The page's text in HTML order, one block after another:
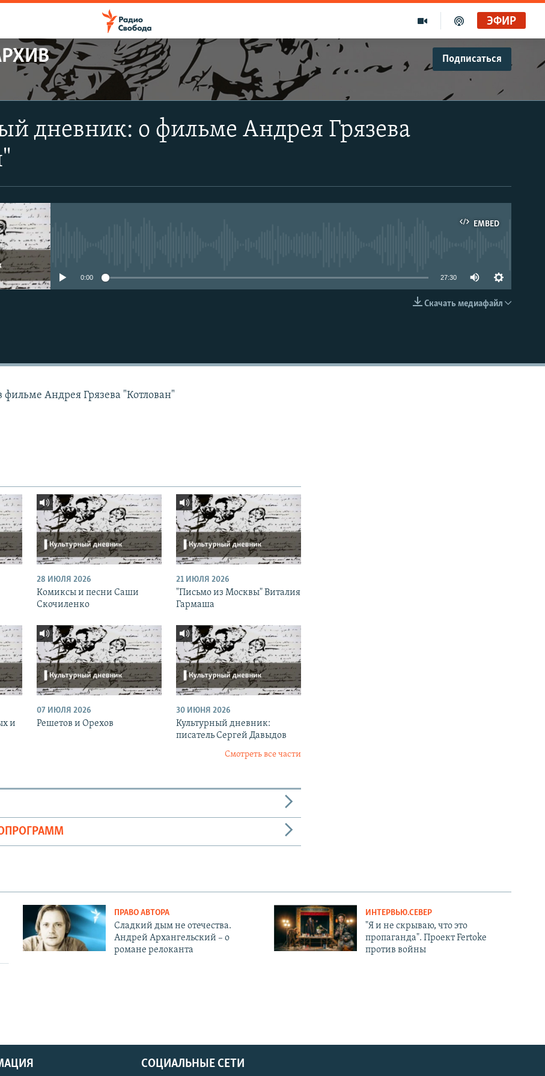
ЭФИР
Подписаться
Apple Podcasts
дневник: о фильме Андрея Грязева
EMBED
EMBED
0:00 27:30
Скачать медиафайл
фильме Андрея Грязева "Котлован"
28 ИЮЛЯ 2026
Комиксы и песни Саши
Скочиленко
21 ИЮЛЯ 2026
"Письмо из Москвы" Виталия
Гармаша
и
07 ИЮЛЯ 2026
Решетов и Орехов
30 ИЮНЯ 2026
Культурный дневник:
писатель Сергей Давыдов
Смотреть все части
ПРАВО АВТОРА
Сладкий дым не отечества.
Андрей Архангельский – о
романе релоканта
ИНТЕРВЬЮ.СЕВЕР
"Я и не скрываю, что это
пропаганда". Проект Fertoke
против войны
СОЦИАЛЬНЫЕ СЕТИ